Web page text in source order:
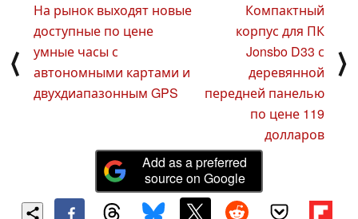
⟨
На рынок выходят новые
доступные по цене
умные часы с
автономными картами и
двухдиапазонным GPS
Компактный
корпус для ПК
Jonsbo D33 с
деревянной
передней панелью
по цене 119
долларов
⟩
Add as a preferred
source on Google